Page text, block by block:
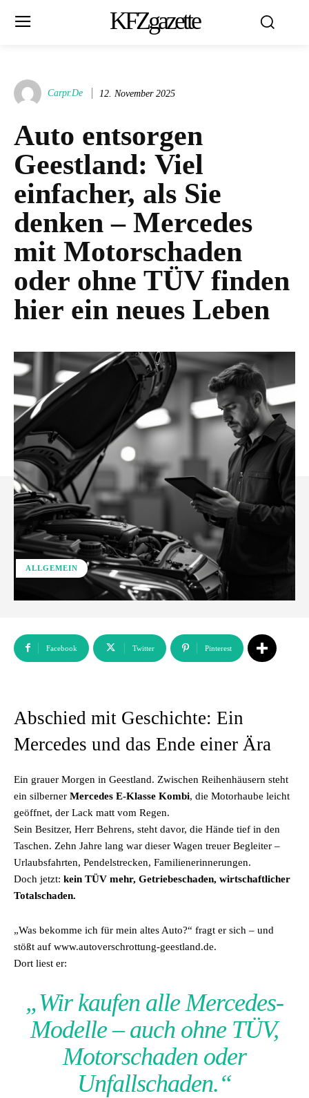
KFZgazette
Carpr.de 12. November 2025
Auto entsorgen
Geestland: Viel
einfacher, als Sie
denken – Mercedes
mit Motorschaden
oder ohne TÜV finden
hier ein neues Leben
ALLGEMEIN
Facebook Twitter Pinterest
Abschied mit Geschichte: Ein
Mercedes und das Ende einer Ära
Ein grauer Morgen in Geestland. Zwischen Reihenhäusern steht
ein silberner Mercedes E-Klasse Kombi, die Motorhaube leicht
geöffnet, der Lack matt vom Regen.
Sein Besitzer, Herr Behrens, steht davor, die Hände tief in den
Taschen. Zehn Jahre lang war dieser Wagen treuer Begleiter –
Urlaubsfahrten, Pendelstrecken, Familienerinnerungen.
Doch jetzt: kein TÜV mehr, Getriebeschaden, wirtschaftlicher
Totalschaden.
„Was bekomme ich für mein altes Auto?“ fragt er sich – und
stößt auf www.autoverschrottung-geestland.de.
Dort liest er:
„Wir kaufen alle Mercedes-
Modelle – auch ohne TÜV,
Motorschaden oder
Unfallschaden.“